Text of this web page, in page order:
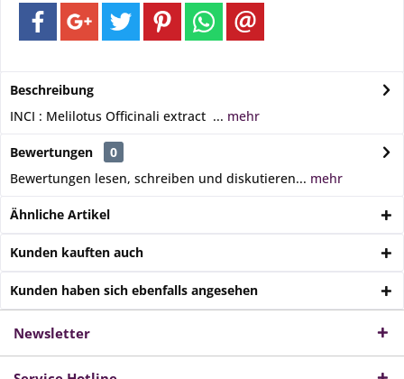
Beschreibung
INCI : Melilotus Officinali extract ... mehr
Bewertungen
0
Bewertungen lesen, schreiben und diskutieren... mehr
Ähnliche Artikel
Kunden kauften auch
Kunden haben sich ebenfalls angesehen
Newsletter